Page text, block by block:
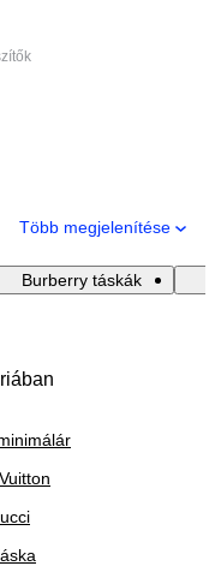
Több megjelenítése
Burberry táskák